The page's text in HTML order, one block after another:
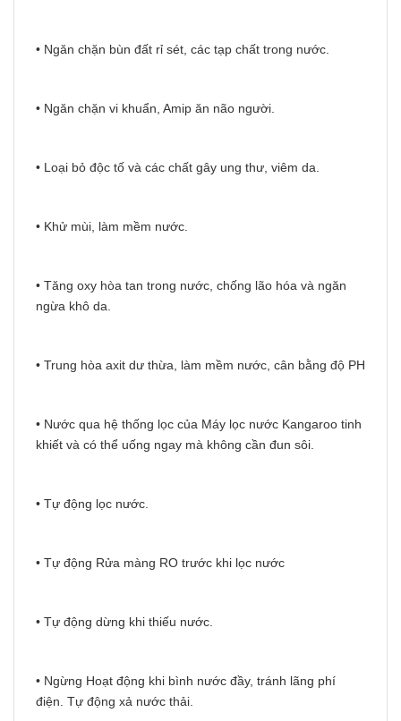
• Ngăn chặn bùn đất rỉ sét, các tạp chất trong nước.
• Ngăn chặn vi khuẩn, Amip ăn não người.
• Loại bỏ độc tố và các chất gây ung thư, viêm da.
• Khử mùi, làm mềm nước.
• Tăng oxy hòa tan trong nước, chống lão hóa và ngăn
ngừa khô da.
• Trung hòa axit dư thừa, làm mềm nước, cân bằng độ PH
• Nước qua hệ thống lọc của Máy lọc nước Kangaroo tinh
khiết và có thể uống ngay mà không cần đun sôi.
• Tự động lọc nước.
• Tự động Rửa màng RO trước khi lọc nước
• Tự động dừng khi thiếu nước.
• Ngừng Hoạt động khi bình nước đầy, tránh lãng phí
điện. Tự động xả nước thải.